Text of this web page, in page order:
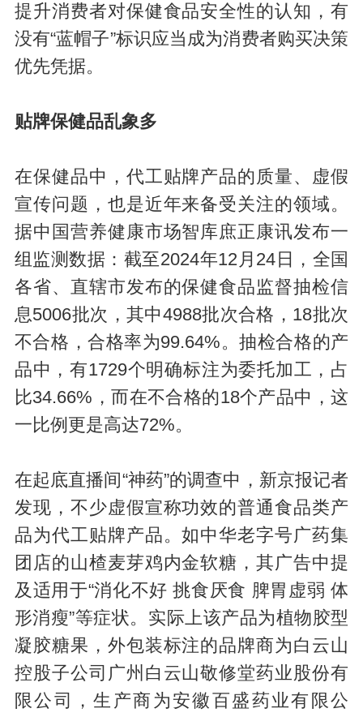
提升消费者对保健食品安全性的认知，有
没有“蓝帽子”标识应当成为消费者购买决策
优先凭据。
贴牌保健品乱象多
在保健品中，代工贴牌产品的质量、虚假
宣传问题，也是近年来备受关注的领域。
据中国营养健康市场智库庶正康讯发布一
组监测数据：截至2024年12月24日，全国
各省、直辖市发布的保健食品监督抽检信
息5006批次，其中4988批次合格，18批次
不合格，合格率为99.64%。抽检合格的产
品中，有1729个明确标注为委托加工，占
比34.66%，而在不合格的18个产品中，这
一比例更是高达72%。
在起底直播间“神药”的调查中，新京报记者
发现，不少虚假宣称功效的普通食品类产
品为代工贴牌产品。如中华老字号广药集
团店的山楂麦芽鸡内金软糖，其广告中提
及适用于“消化不好 挑食厌食 脾胃虚弱 体
形消瘦”等症状。实际上该产品为植物胶型
凝胶糖果，外包装标注的品牌商为白云山
控股子公司广州白云山敬修堂药业股份有
限公司，生产商为安徽百盛药业有限公